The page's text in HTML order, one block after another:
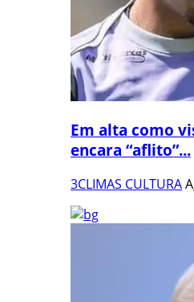
Em alta como
encara “aflito”...
3CLIMAS CULTURA